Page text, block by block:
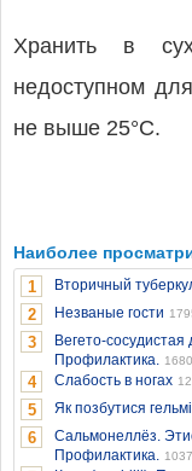
Хранить в
недоступном
не выше 25°C.
Наиболее
1 Вторичный
2 Незваные гости
3
Вегето-
Профилактика.
4 Слабость в ногах
5 Як позбутися
6
Сальмонеллёз.
Профилактика.